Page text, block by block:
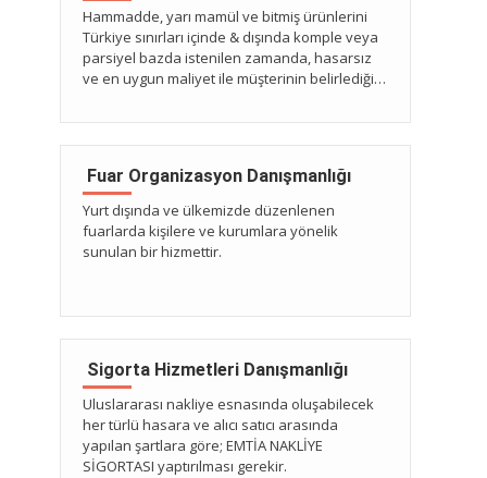
Hammadde, yarı mamül ve bitmiş ürünlerini
Türkiye sınırları içinde & dışında komple veya
parsiyel bazda istenilen zamanda, hasarsız
ve en uygun maliyet ile müşterinin belirlediği
Fuar Organizasyon Danışmanlığı
Yurt dışında ve ülkemizde düzenlenen
fuarlarda kişilere ve kurumlara yönelik
sunulan bir hizmettir.
Sigorta Hizmetleri Danışmanlığı
Uluslararası nakliye esnasında oluşabilecek
her türlü hasara ve alıcı satıcı arasında
yapılan şartlara göre; EMTİA NAKLİYE
SİGORTASI yaptırılması gerekir.